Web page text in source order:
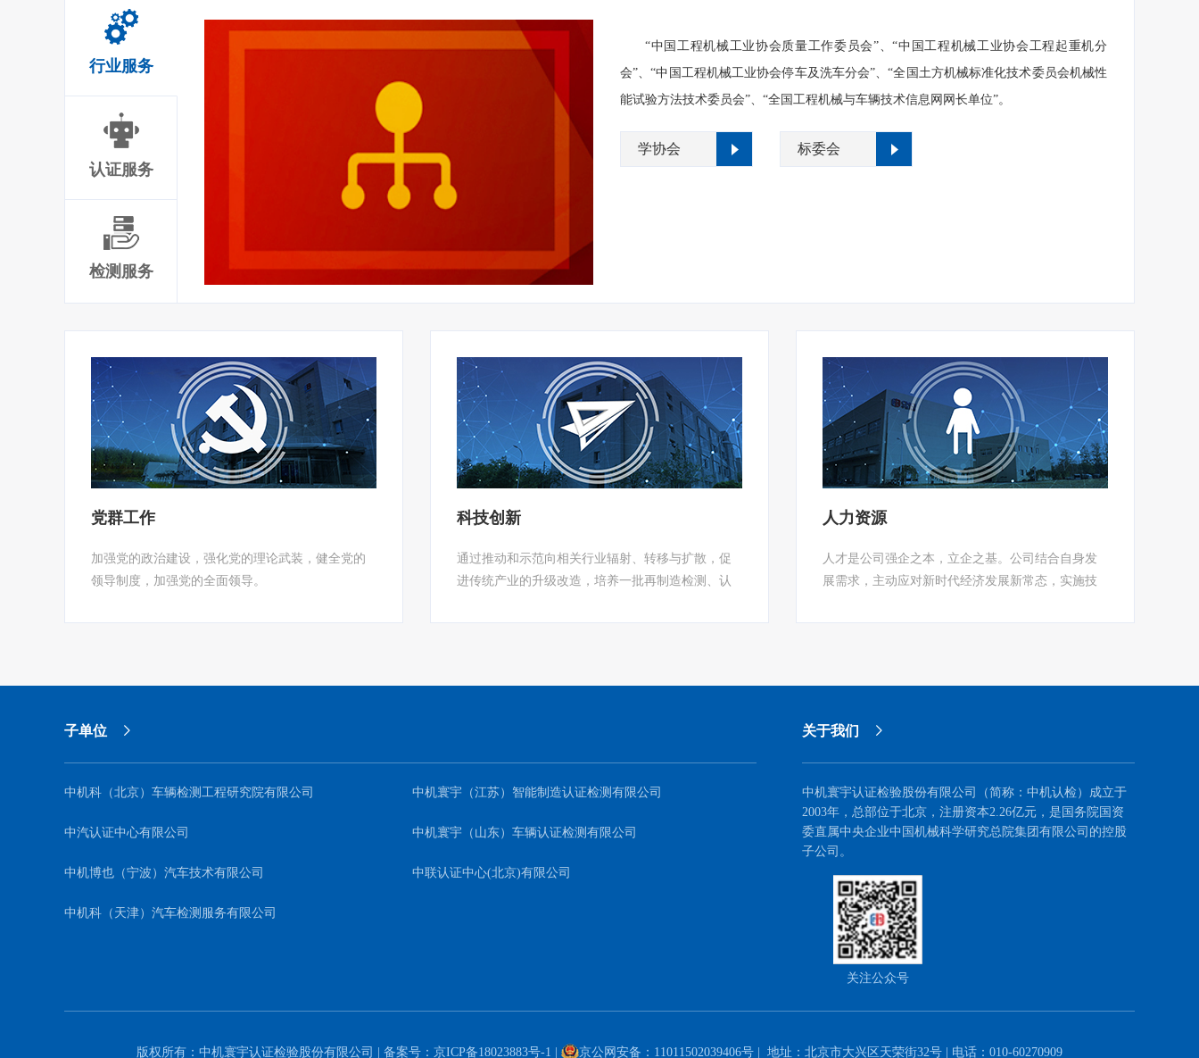
行业服务
认证服务
检测服务
“中国工程机械工业协会质量工作委员会”、“中国工程机械工业协会工程起重机分
会”、“中国工程机械工业协会停车及洗车分会”、“全国土方机械标准化技术委员会机械性
能试验方法技术委员会”、“全国工程机械与车辆技术信息网网长单位”。
学协会 标委会
党群工作
加强党的政治建设，强化党的理论武装，健全党的
领导制度，加强党的全面领导。
科技创新
通过推动和示范向相关行业辐射、转移与扩散，促
进传统产业的升级改造，培养一批再制造检测、认
验条件，形成我国工程机械再制造产品检测与技术
人力资源
人才是公司强企之本，立企之基。公司结合自身发
展需求，主动应对新时代经济发展新常态，实施技
挥高端人才、享受政府特殊津贴专家、中国机械总
子单位
中机科（北京）车辆检测工程研究院有限公司 中机寰宇（江苏）智能制造认证检测有限公司
中汽认证中心有限公司 中机寰宇（山东）车辆认证检测有限公司
中机博也（宁波）汽车技术有限公司 中联认证中心(北京)有限公司
中机科（天津）汽车检测服务有限公司
关于我们
中机寰宇认证检验股份有限公司（简称：中机认检）成立于
2003年，总部位于北京，注册资本2.26亿元，是国务院国资
委直属中央企业中国机械科学研究总院集团有限公司的控股
子公司。
关注公众号
版权所有：中机寰宇认证检验股份有限公司 | 备案号： 京ICP备18023883号-1 京公网安备：11011502039406号 | 地址：北京市大兴区天荣街32号 | 电话：010-60270909